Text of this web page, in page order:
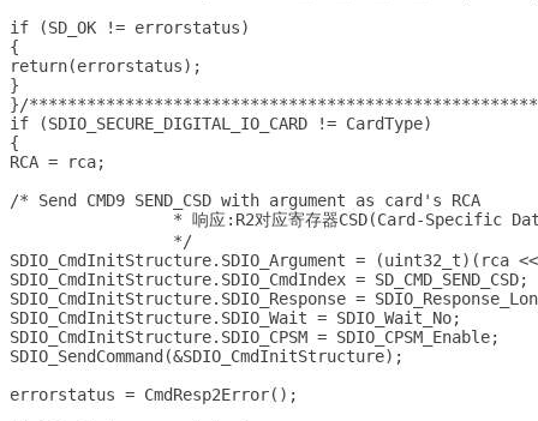
if (SD_OK != errorstatus)
{
return(errorstatus);
}
}/
if (SDIO_SECURE_DIGITAL_IO_CARD != CardType)
{
RCA = rca;
/* Send CMD9 SEND_CSD with argument as card's RCA
SDIO_CmdInitStructure.SDIO_Argument = (uint32_t)(rca
SDIO_CmdInitStructure.SDIO_CmdIndex = SD_CMD_SEND_CSD;
SDIO_CmdInitStructure.SDIO_Response =
SDIO_CmdInitStructure.SDIO_Wait = SDIO_Wait_No;
SDIO_CmdInitStructure.SDIO_CPSM = SDIO_CPSM_Enable;
SDIO_SendCommand(&SDIO_CmdInitStructure);
errorstatus = CmdResp2Error();